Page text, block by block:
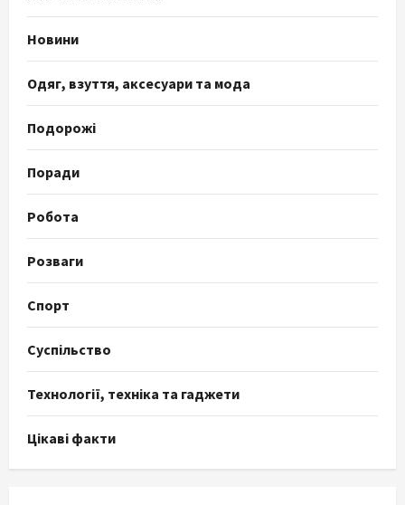
Новини
Одяг, взуття, аксесуари та мода
Подорожі
Поради
Робота
Розваги
Спорт
Суспільство
Технології, техніка та гаджети
Цікаві факти